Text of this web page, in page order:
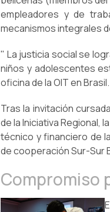
empleadores y de
mecanismos integrales
" La justicia social se
niños y adolescentes
oficina de la OIT en Brasil.
Tras la invitación
de la Iniciativa Regional,
técnico y financiero de
de cooperación Sur-Sur
Compromiso